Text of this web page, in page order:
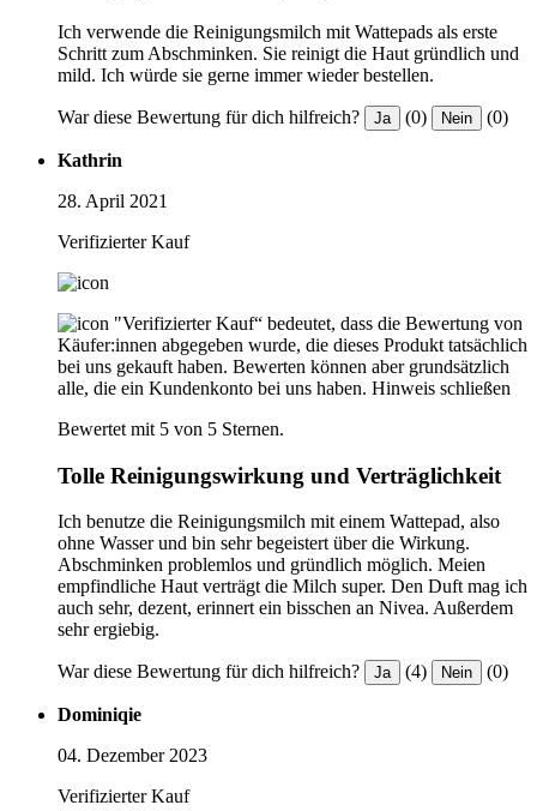
Ich verwende die Reinigungsmilch mit Wattepads als erste
Schritt zum Abschminken. Sie reinigt die Haut gründlich und
mild. Ich würde sie gerne immer wieder bestellen.
War diese Bewertung für dich hilfreich? Ja (0) Nein (0)
Kathrin
28. April 2021
Verifizierter Kauf
"Verifizierter Kauf“ bedeutet, dass die Bewertung von
Käufer:innen abgegeben wurde, die dieses Produkt tatsächlich
bei uns gekauft haben. Bewerten können aber grundsätzlich
alle, die ein Kundenkonto bei uns haben. Hinweis schließen
Bewertet mit 5 von 5 Sternen.
Tolle Reinigungswirkung und Verträglichkeit
Ich benutze die Reinigungsmilch mit einem Wattepad, also
ohne Wasser und bin sehr begeistert über die Wirkung.
Abschminken problemlos und gründlich möglich. Meien
empfindliche Haut verträgt die Milch super. Den Duft mag ich
auch sehr, dezent, erinnert ein bisschen an Nivea. Außerdem
sehr ergiebig.
War diese Bewertung für dich hilfreich? Ja (4) Nein (0)
Dominiqie
04. Dezember 2023
Verifizierter Kauf